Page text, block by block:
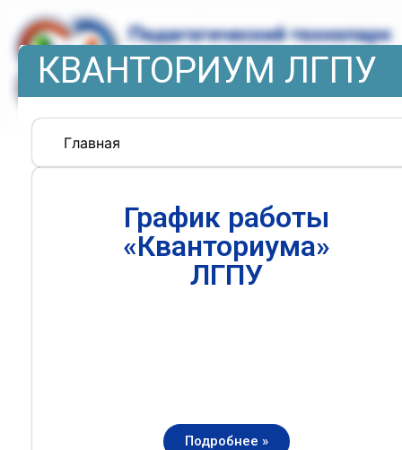
КВАНТОРИУМ ЛГПУ
Главная
График работы
«Кванториума»
ЛГПУ
Подробнее »